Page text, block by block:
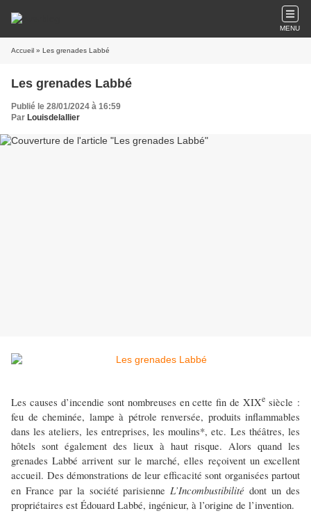
MENU
Accueil » Les grenades Labbé
Les grenades Labbé
Publié le 28/01/2024 à 16:59
Par Louisdelallier
Les causes d’incendie sont nombreuses en cette fin de XIXe siècle :
feu de cheminée, lampe à pétrole renversée, produits inflammables
dans les ateliers, les entreprises, les moulins*, etc. Les théâtres, les
hôtels sont également des lieux à haut risque. Alors quand les
grenades Labbé arrivent sur le marché, elles reçoivent un excellent
accueil. Des démonstrations de leur efficacité sont organisées partout
en France par la société parisienneL’Incombustibilité dont un des
propriétaires est Édouard Labbé, ingénieur, à l’origine de l’invention.